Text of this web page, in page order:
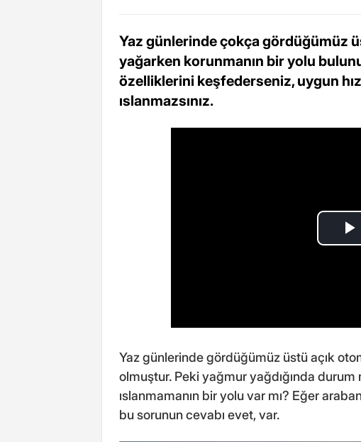
Yaz günlerinde çokça gördüğümüz
yağarken korunmanın bir yolu
özelliklerini keşfederseniz, uygun
ıslanmazsınız.
Yaz günlerinde gördüğümüz üstü açık
olmuştur. Peki yağmur yağdığında
ıslanmamanın bir yolu var mı? Eğer
bu sorunun cevabı evet, var.